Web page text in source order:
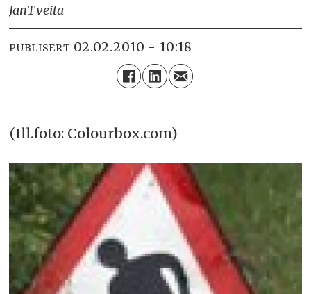
JanTveita
PUBLISERT 02.02.2010 - 10:18
(Ill.foto: Colourbox.com)